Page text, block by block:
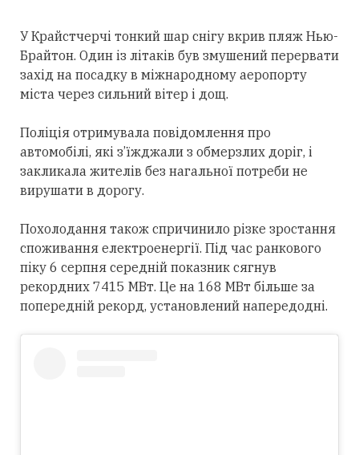
У Крайстчерчі тонкий шар снігу вкрив пляж Нью-
Брайтон. Один із літаків був змушений перервати
захід на посадку в міжнародному аеропорту
міста через сильний вітер і дощ.
Поліція отримувала повідомлення про
автомобілі, які з’їжджали з обмерзлих доріг, і
закликала жителів без нагальної потреби не
вирушати в дорогу.
Похолодання також спричинило різке зростання
споживання електроенергії. Під час ранкового
піку 6 серпня середній показник сягнув
рекордних 7415 МВт. Це на 168 МВт більше за
попередній рекорд, установлений напередодні.